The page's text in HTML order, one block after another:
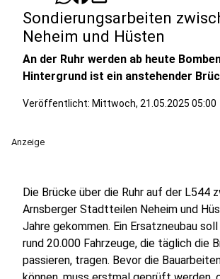
Sondierungsarbeiten
Neheim und Hüsten
An der Ruhr werden ab heute
Hintergrund ist ein anstehender
Veröffentlicht: Mittwoch, 21.05.2025 05:00
Anzeige
Die Brücke über die Ruhr auf der L544
Arnsberger Stadtteilen Neheim und
Jahre gekommen. Ein Ersatzneubau
rund 20.000 Fahrzeuge, die täglich die
passieren, tragen. Bevor die